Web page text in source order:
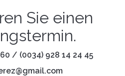
Sie einen
/ (0034) 928 14 24 45